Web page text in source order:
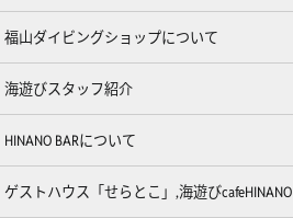
福山ダイビングショップについて
海遊びスタッフ紹介
HINANO BARについて
ゲストハウス「せらとこ」,海遊びcafeHINANO